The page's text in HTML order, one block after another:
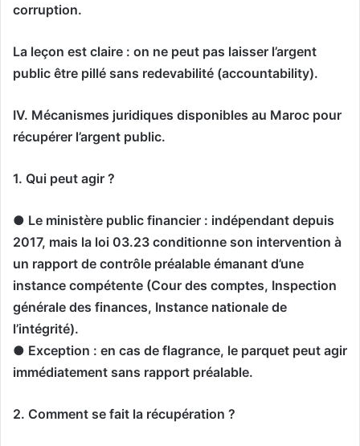
corruption.
La leçon est claire : on ne peut pas laisser l’argent
public être pillé sans redevabilité (accountability).
IV. Mécanismes juridiques disponibles au Maroc pour
récupérer l’argent public.
1. Qui peut agir ?
● Le ministère public financier : indépendant depuis
2017, mais la loi 03.23 conditionne son intervention à
un rapport de contrôle préalable émanant d’une
instance compétente (Cour des comptes, Inspection
générale des finances, Instance nationale de
l’intégrité).
● Exception : en cas de flagrance, le parquet peut agir
immédiatement sans rapport préalable.
2. Comment se fait la récupération ?